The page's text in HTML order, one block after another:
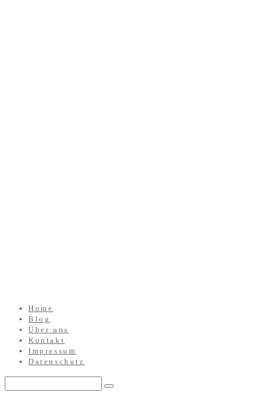
Home
Blog
Über uns
Kontakt
Impressum
Datenschutz